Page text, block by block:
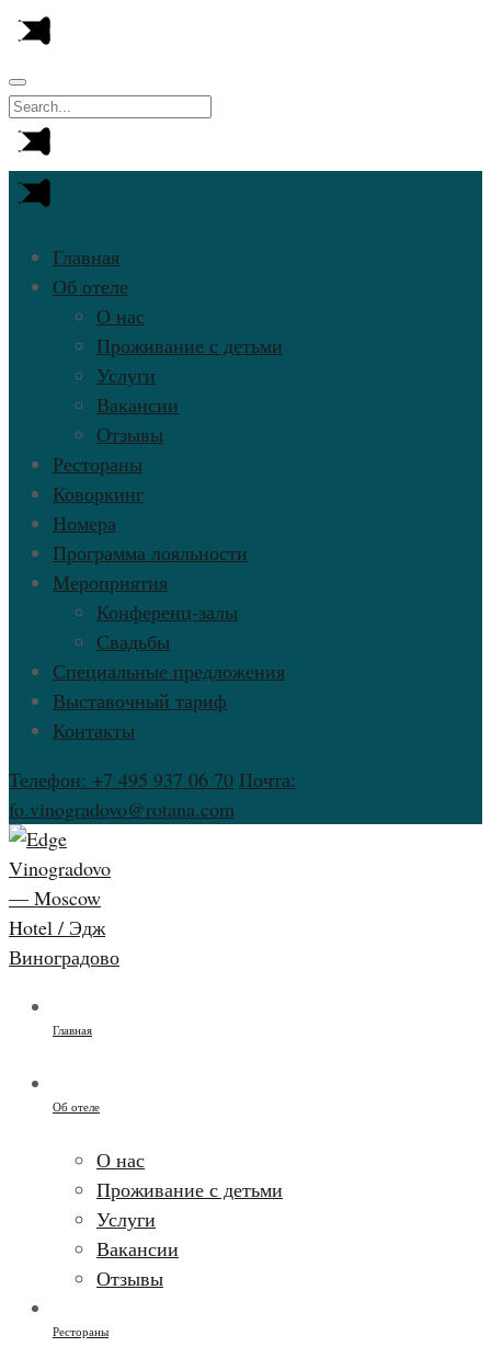
Главная
Об отеле
О нас
Проживание с детьми
Услуги
Вакансии
Отзывы
Рестораны
Коворкинг
Номера
Программа лояльности
Мероприятия
Конференц-залы
Свадьбы
Специальные предложения
Выставочный тариф
Контакты
Телефон: +7 495 937 06 70 Почта:
fo.vinogradovo@rotana.com
Главная
Об отеле
О нас
Проживание с детьми
Услуги
Вакансии
Отзывы
Рестораны